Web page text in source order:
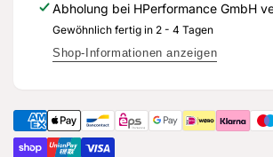
459
-
Original
Audi
RS3
Sportback
698
459
-
für
Audi
RS3
Abholung bei HPerformance GmbH
Gewöhnlich fertig in 2 - 4 Tagen
Shop-Informationen anzeigen